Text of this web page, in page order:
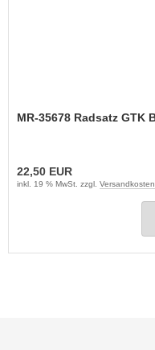
22,50 EUR
inkl. 19 % MwSt. zzgl. Versandkosten